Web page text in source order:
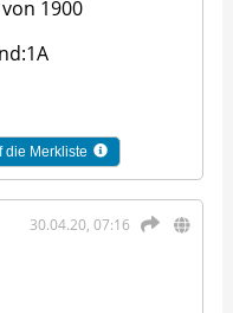
1900
die Merkliste
30.04.20, 07:16